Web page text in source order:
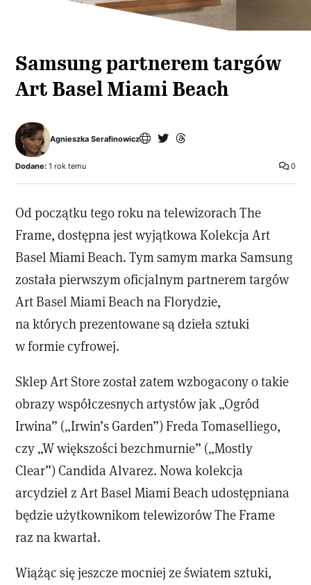
Samsung partnerem targów
Art Basel Miami Beach
Agnieszka Serafinowicz
0
Dodane: 1 rok temu
Od początku tego roku na telewizorach The
Frame, dostępna jest wyjątkowa Kolekcja Art
Basel Miami Beach. Tym samym marka Samsung
została pierwszym oficjalnym partnerem targów
Art Basel Miami Beach na Florydzie,
na których prezentowane są dzieła sztuki
w formie cyfrowej.
Sklep Art Store został zatem wzbogacony o takie
obrazy współczesnych artystów jak „Ogród
Irwina” („Irwin’s Garden”) Freda Tomaselliego,
czy „W większości bezchmurnie” („Mostly
Clear”) Candida Alvarez. Nowa kolekcja
arcydzieł z Art Basel Miami Beach udostępniana
będzie użytkownikom telewizorów The Frame
raz na kwartał.
Wiążąc się jeszcze mocniej ze światem sztuki,